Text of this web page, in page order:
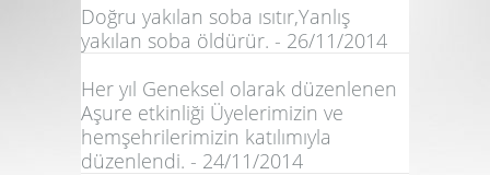
Doğru yakılan soba ısıtır,Yanlış
yakılan soba öldürür. - 26/11/2014
Her yıl Geneksel olarak düzenlenen
Aşure etkinliği Üyelerimizin ve
hemşehrilerimizin katılımıyla
düzenlendi. - 24/11/2014